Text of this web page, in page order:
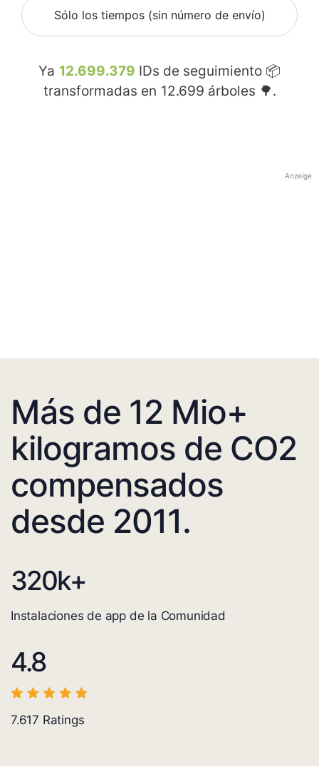
Sólo los tiempos (sin número de envío)
Ya 12.699.379 IDs de seguimiento 📦
transformadas en 12.699 árboles 🌳.
Anzeige
Más de 12 Mio+
kilogramos de CO2
compensados
desde 2011.
320k+
Instalaciones de app de la Comunidad
4.8
7.617 Ratings